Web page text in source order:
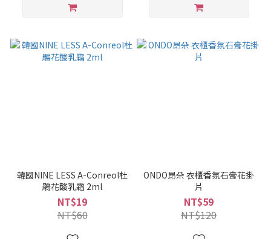
韓國NINE LESS A-Conreol杜
鵑花酸乳霜 2ml
NT$19
NT$60
ONDO昂朵 衣櫃香氛石膏花掛
片
NT$59
NT$120